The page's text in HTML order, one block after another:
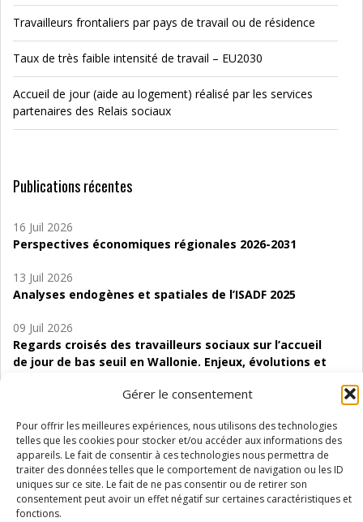
Gérer le consentement
Pour offrir les meilleures expériences, nous utilisons des technologies
telles que les cookies pour stocker et/ou accéder aux informations des
appareils. Le fait de consentir à ces technologies nous permettra de
traiter des données telles que le comportement de navigation ou les ID
uniques sur ce site. Le fait de ne pas consentir ou de retirer son
consentement peut avoir un effet négatif sur certaines caractéristiques et
fonctions.
Travailleurs frontaliers par pays de travail ou de résidence
Taux de très faible intensité de travail – EU2030
Accueil de jour (aide au logement) réalisé par les services
partenaires des Relais sociaux
Publications récentes
16 Juil 2026
Perspectives économiques régionales 2026-2031
13 Juil 2026
Analyses endogènes et spatiales de l’ISADF 2025
09 Juil 2026
Regards croisés des travailleurs sociaux sur l’accueil
de jour de bas seuil en Wallonie. Enjeux, évolutions et
Étude d’évaluabilité des Structures
d’accompagnement à l’autocréation d’emploi (SAACE)
01 Juil 2026
Pénurie du personnel infirmier :quels indicateurs
d’offre de soins pour comprendre la situation en